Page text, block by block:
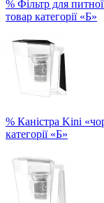
% Фільтр для
товар категорії «Б»
% Каністра Kini
категорії «Б»